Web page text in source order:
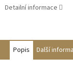
Detailní informace
Popis Další